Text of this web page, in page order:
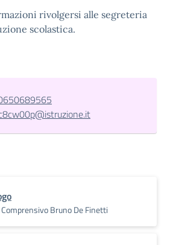
rivolgersi alle segreteria
scolastica.
Bruno De Finetti